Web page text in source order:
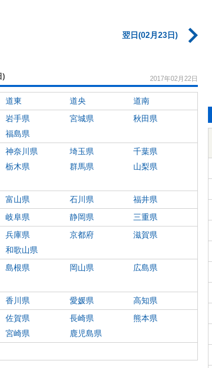
翌日(02月23日)
) 2017年02月22日
道東 道央 道南
岩手県 宮城県
秋田県
福島県
神奈川県 埼玉県
千葉県
栃木県
群馬県 山梨県
富山県 石川県 福井県
岐阜県 静岡県 三重県
兵庫県 京都府
滋賀県
和歌山県
島根県 岡山県 広島県
香川県 愛媛県 高知県
佐賀県 長崎県
熊本県
宮崎県
鹿児島県